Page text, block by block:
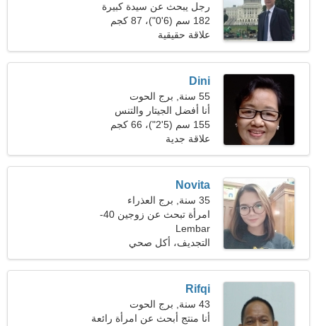
رجل يبحث عن سيدة كبيرة
182 سم (6'0")، 87 كجم
(191 رطلا)
علاقة حقيقية
Dini
55 سنة, برج الحوت
أنا أفضل الجيتار والتنس
155 سم (5'2")، 66 كجم
(145 رطلا)
علاقة جدية
Novita
35 سنة, برج العذراء
امرأة تبحث عن زوجين 40-
42
Lembar
التجديف، أكل صحي
Rifqi
43 سنة, برج الحوت
أنا منتج أبحث عن امرأة رائعة